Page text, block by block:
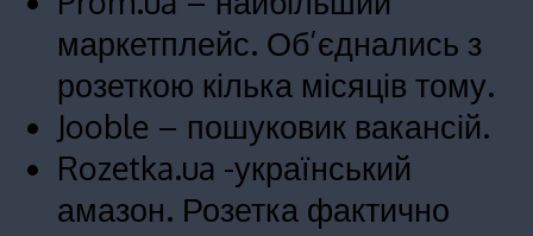
маркетплейс. Об’єднались з
розеткою кілька місяців тому.
Jooble – пошуковик вакансій.
Rozetka.ua -український
амазон. Розетка фактично